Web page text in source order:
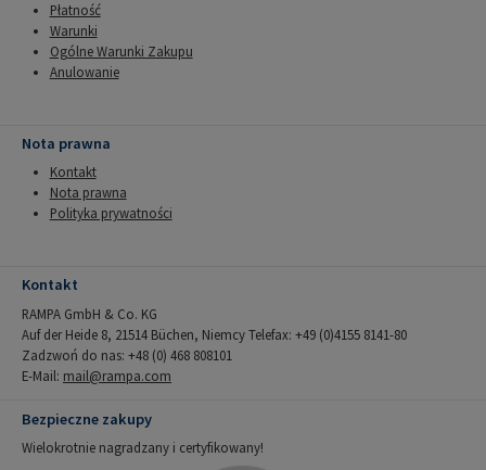
Płatność
Warunki
Ogólne Warunki Zakupu
Anulowanie
Nota prawna
Kontakt
Nota prawna
Polityka prywatności
Kontakt
RAMPA GmbH & Co. KG
Auf der Heide 8, 21514 Büchen, Niemcy Telefax: +49 (0)4155 8141-80
Zadzwoń do nas: +48 (0) 468 808101
E-Mail: mail@rampa.com
Bezpieczne zakupy
Wielokrotnie nagradzany i certyfikowany!